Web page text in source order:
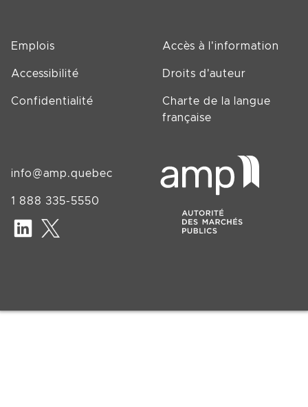
Emplois Accès à l'information
Accessibilité Droits d'auteur
Confidentialité
Charte de la langue
française
info@amp.quebec
1 888 335-5550